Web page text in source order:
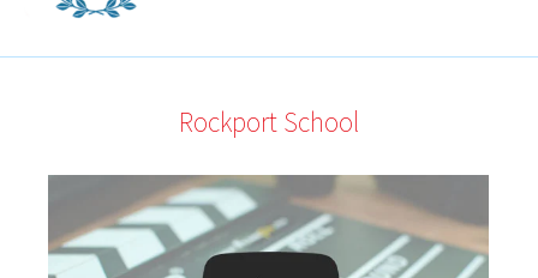
Rockport School